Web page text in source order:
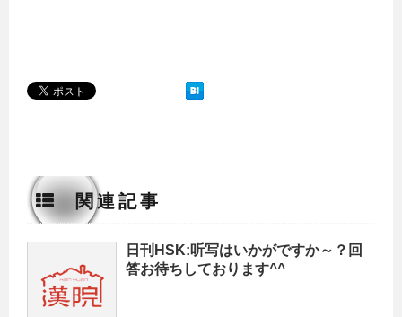
関連記事
日刊HSK:听写はいかがですか～？回
答お待ちしております^^